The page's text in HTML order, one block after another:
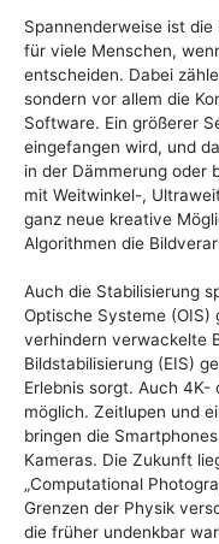
Spannenderweise ist die
für viele Menschen,
entscheiden. Dabei
sondern vor allem die
Software. Ein größerer
eingefangen wird, und
in der Dämmerung oder
mit Weitwinkel-,
ganz neue kreative
Algorithmen die
Auch die Stabilisierung
Optische Systeme (OIS)
verhindern verwackelte
Bildstabilisierung (EIS)
Erlebnis sorgt. Auch
möglich. Zeitlupen und
bringen die
Kameras. Die Zukunft
„Computational
Grenzen der Physik
die früher undenkbar